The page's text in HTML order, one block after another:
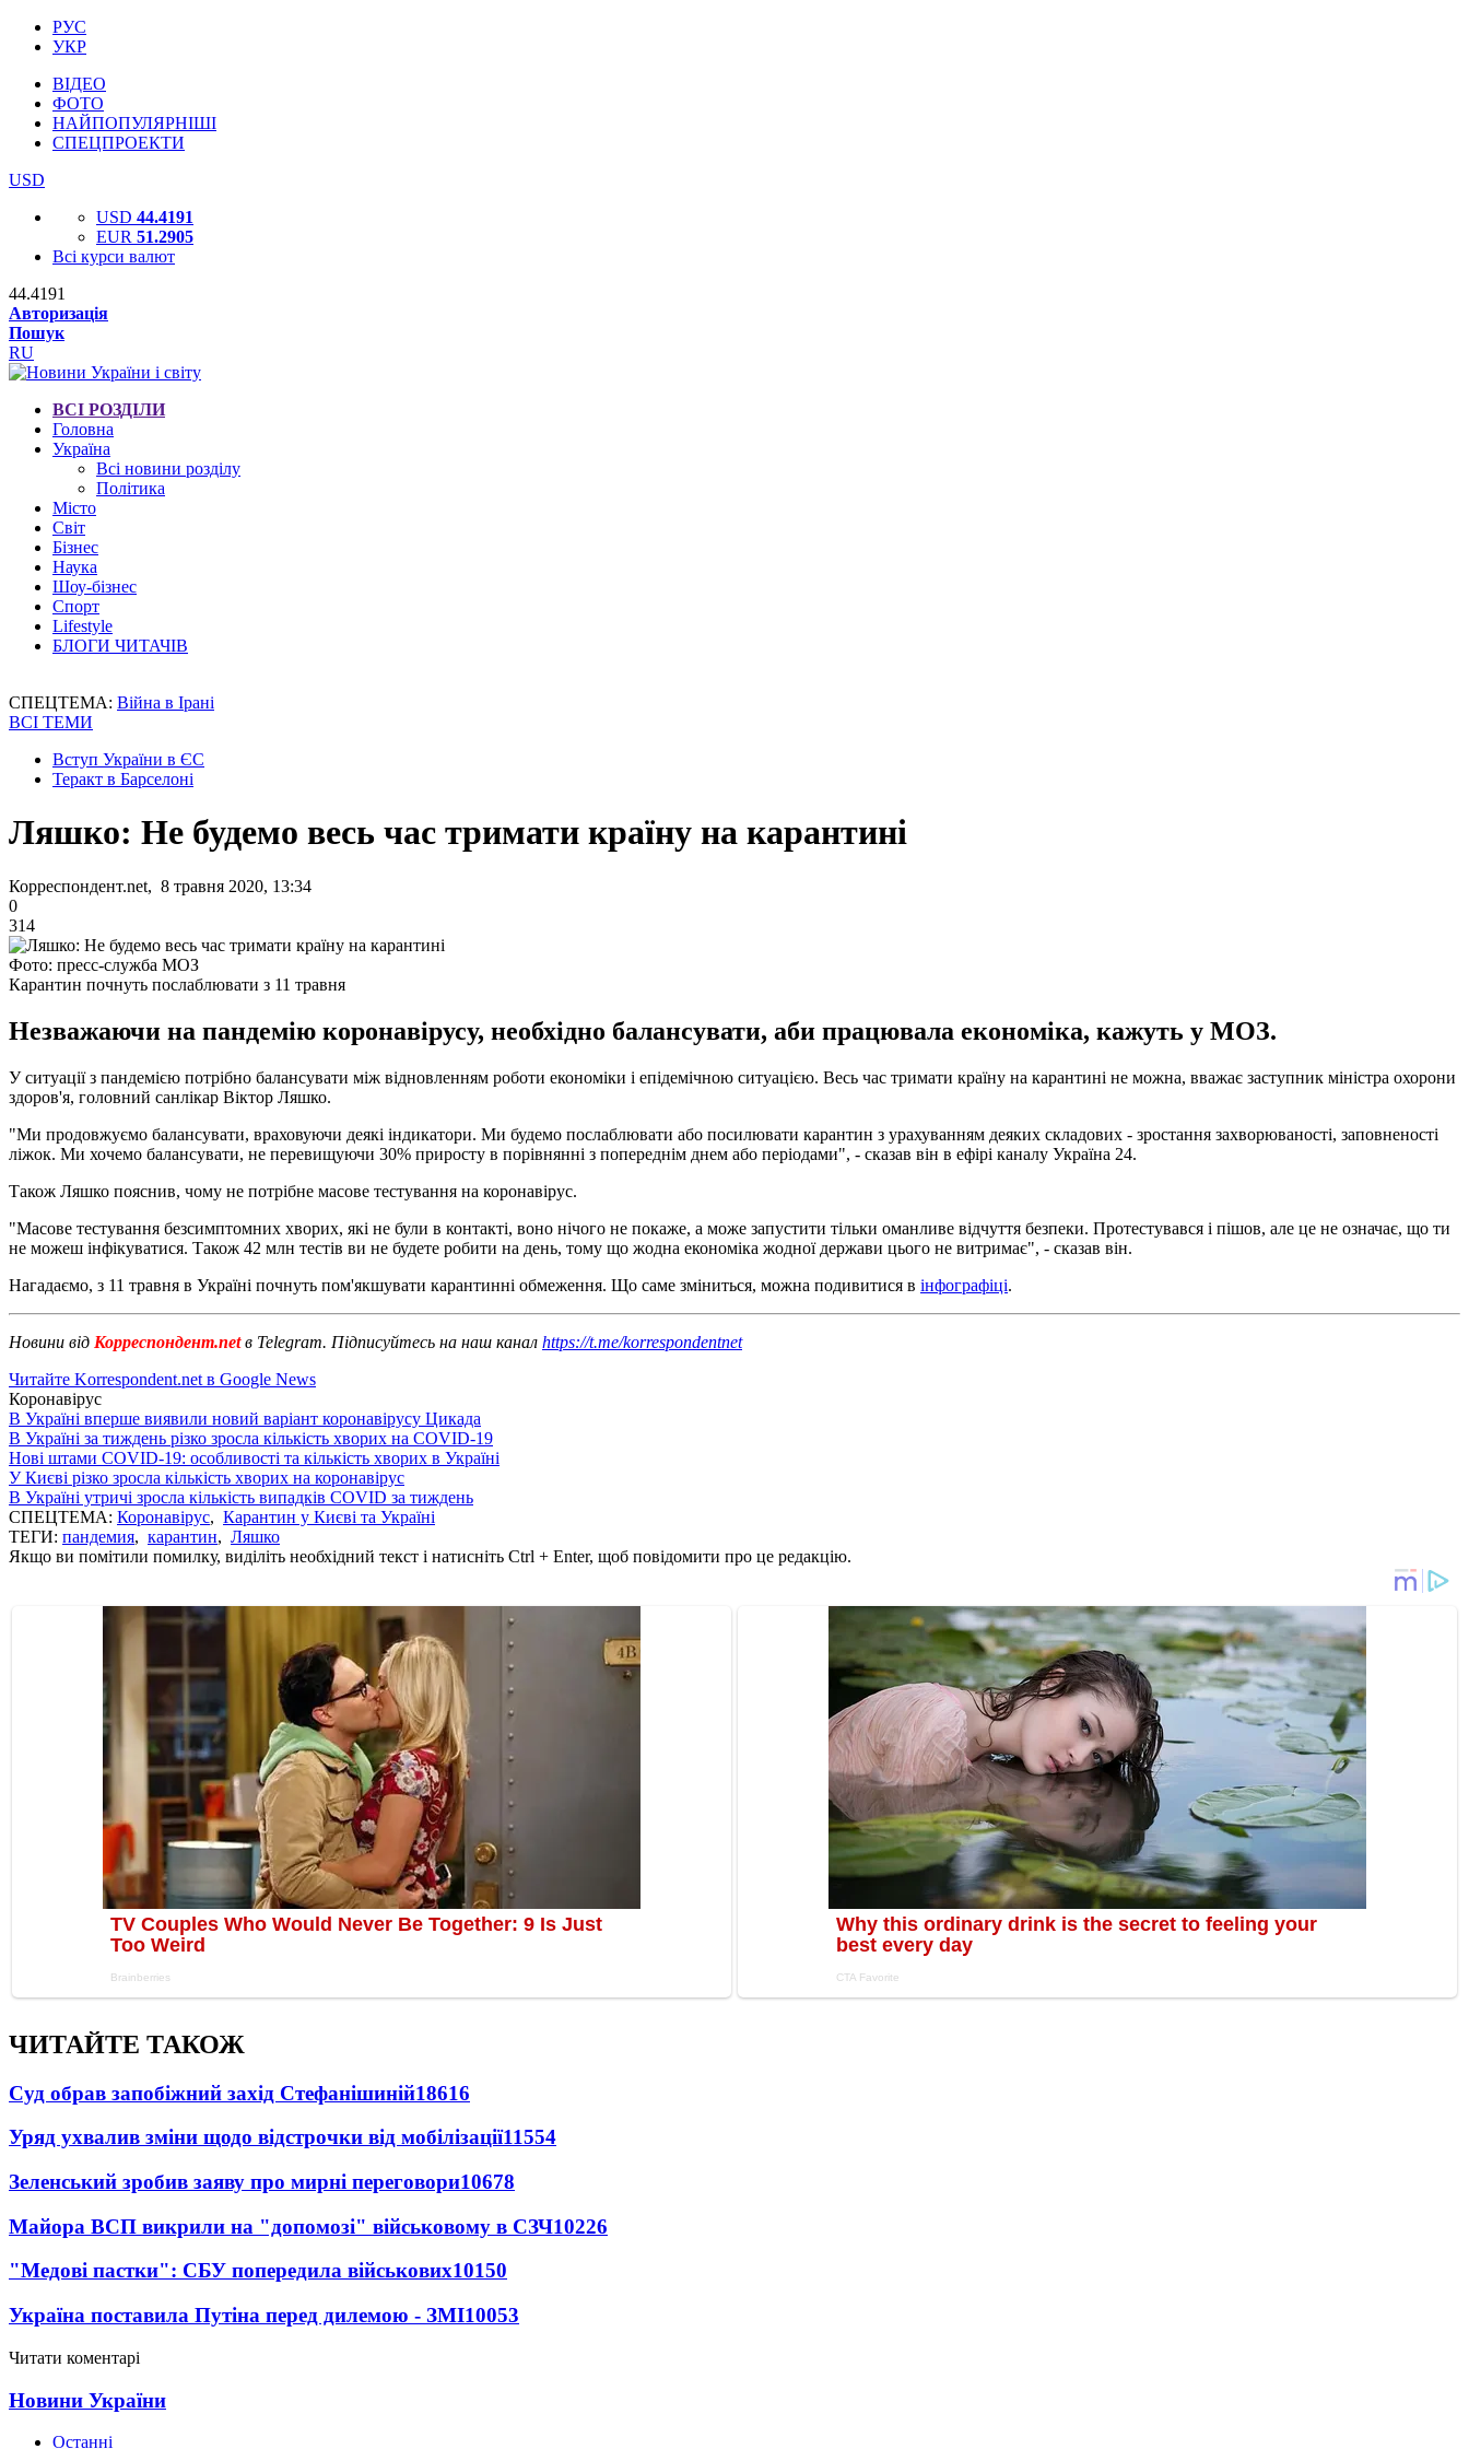
РУС
УКР
ВІДЕО
ФОТО
НАЙПОПУЛЯРНІШІ
СПЕЦПРОЕКТИ
USD
USD 44.4191
EUR 51.2905
Всі курси валют
44.4191
Авторизація
Пошук
RU
ВСІ РОЗДІЛИ
Головна
Україна
Всі новини розділу
Політика
Місто
Світ
Бізнес
Наука
Шоу-бізнес
Спорт
Lifestyle
БЛОГИ ЧИТАЧІВ
СПЕЦТЕМА: Війна в Ірані
ВСІ ТЕМИ
Вступ України в ЄС
Теракт в Барселоні
Ляшко: Не будемо весь час тримати країну на карантині
Корреспондент.net, 8 травня 2020, 13:34
0
314
Фото: пресс-служба МОЗ
Карантин почнуть послаблювати з 11 травня
Незважаючи на пандемію коронавірусу, необхідно балансувати, аби працювала економіка, кажуть у МОЗ.
У ситуації з пандемією потрібно балансувати між відновленням роботи економіки і епідемічною ситуацією. Весь час тримати країну на карантині не можна, вважає заступник міністра охорони
здоров'я, головний санлікар Віктор Ляшко.
"Ми продовжуємо балансувати, враховуючи деякі індикатори. Ми будемо послаблювати або посилювати карантин з урахуванням деяких складових - зростання захворюваності, заповненості
ліжок. Ми хочемо балансувати, не перевищуючи 30% приросту в порівнянні з попереднім днем ​​або періодами", - сказав він в ефірі каналу Україна 24.
Також Ляшко пояснив, чому не потрібне масове тестування на коронавірус.
"Масове тестування безсимптомних хворих, які не були в контакті, воно нічого не покаже, а може запустити тільки оманливе відчуття безпеки. Протестувався і пішов, але це не означає, що ти
не можеш інфікуватися. Також 42 млн тестів ви не будете робити на день, тому що жодна економіка жодної держави цього не витримає", - сказав він.
Нагадаємо, з 11 травня в Україні почнуть пом'якшувати карантинні обмеження. Що саме зміниться, можна подивитися в інфографіці.
Новини від Корреспондент.netв Telegram. Підписуйтесь на наш канал https://t.me/korrespondentnet
Читайте Korrespondent.net в Google News
Коронавірус
В Україні вперше виявили новий варіант коронавірусу Цикада
В Україні за тиждень різко зросла кількість хворих на COVID-19
Нові штами COVID-19: особливості та кількість хворих в Україні
У Києві різко зросла кількість хворих на коронавірус
В Україні утричі зросла кількість випадків COVID за тиждень
СПЕЦТЕМА: Коронавірус, Карантин у Києві та Україні
ТЕГИ: пандемия, карантин, Ляшко
Якщо ви помітили помилку, виділіть необхідний текст і натисніть Ctrl + Enter, щоб повідомити про це редакцію.
ЧИТАЙТЕ ТАКОЖ
Суд обрав запобіжний захід Стефанішиній18616
Уряд ухвалив зміни щодо відстрочки від мобілізації11554
Зеленський зробив заяву про мирні переговори10678
Майора ВСП викрили на "допомозі" військовому в СЗЧ10226
"Медові пастки": СБУ попередила військових10150
Україна поставила Путіна перед дилемою - ЗМІ10053
Читати коментарі
Новини України
Останні